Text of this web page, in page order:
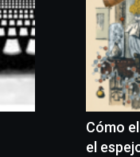
llenará
la
ciudad
de
y
Cómo
el